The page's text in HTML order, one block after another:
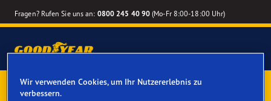
Fragen? Rufen Sie uns an: 0800 245 40 90 (Mo-Fr 8:00-18:00 Uhr)
1 Jahr Reifenversicherung gratis– Goodyear Reifen jetzt
online bestellen – Reifenwechsel online terminieren
Wir verwenden Cookies, um Ihr Nutzererlebnis zu
verbessern.